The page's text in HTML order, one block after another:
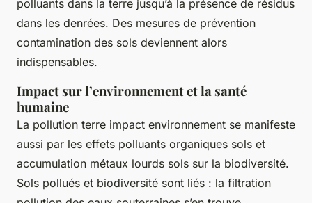
polluants dans la terre jusqu’à la présence de résidus
dans les denrées. Des mesures de prévention
contamination des sols deviennent alors
indispensables.
Impact sur l’environnement et la santé
humaine
La pollution terre impact environnement se manifeste
aussi par les effets polluants organiques sols et
accumulation métaux lourds sols sur la biodiversité.
Sols pollués et biodiversité sont liés : la filtration